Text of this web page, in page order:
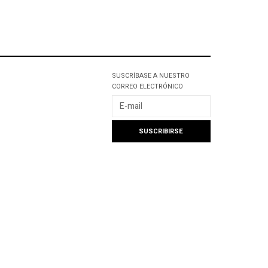
SUSCRÍBASE A NUESTRO
CORREO ELECTRÓNICO